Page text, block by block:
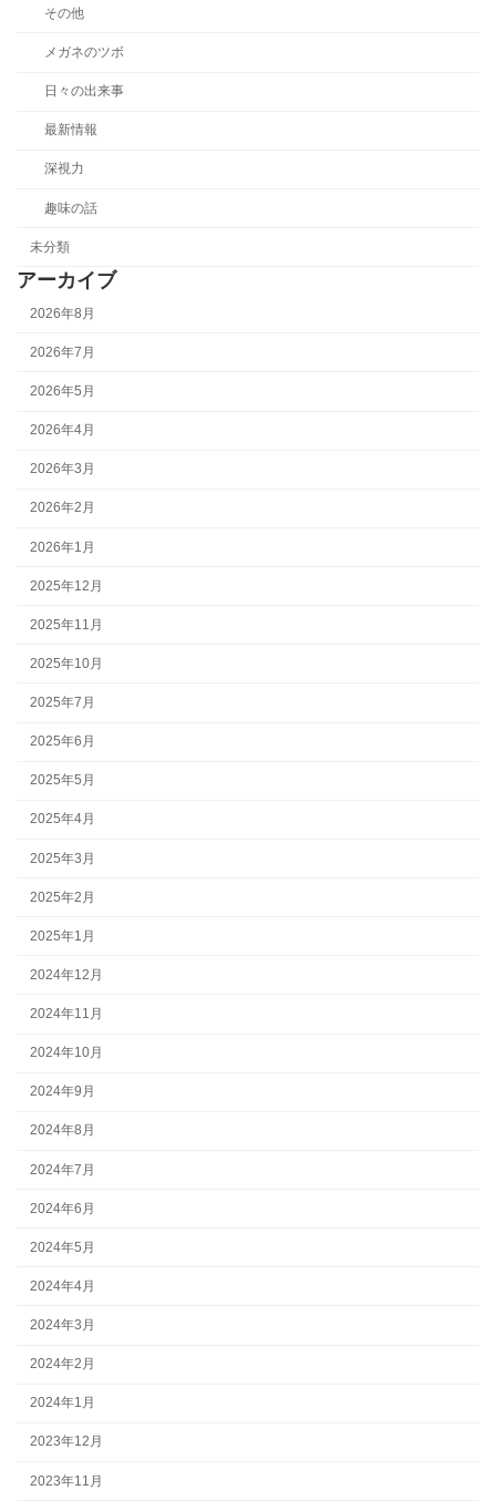
その他
メガネのツボ
日々の出来事
最新情報
深視力
趣味の話
未分類
アーカイブ
2026年8月
2026年7月
2026年5月
2026年4月
2026年3月
2026年2月
2026年1月
2025年12月
2025年11月
2025年10月
2025年7月
2025年6月
2025年5月
2025年4月
2025年3月
2025年2月
2025年1月
2024年12月
2024年11月
2024年10月
2024年9月
2024年8月
2024年7月
2024年6月
2024年5月
2024年4月
2024年3月
2024年2月
2024年1月
2023年12月
2023年11月